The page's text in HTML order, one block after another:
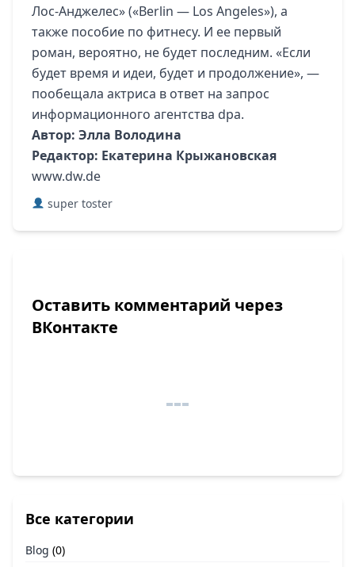
Лос-Анджелес» («Berlin — Los Angeles»), а
также пособие по фитнесу. И ее первый
роман, вероятно, не будет последним. «Если
будет время и идеи, будет и продолжение», —
пообещала актриса в ответ на запрос
информационного агентства dpa.
Автор: Элла Володина
Редактор: Екатерина Крыжановская
www.dw.de
super toster
Оставить комментарий через
ВКонтакте
Все категории
Blog (0)